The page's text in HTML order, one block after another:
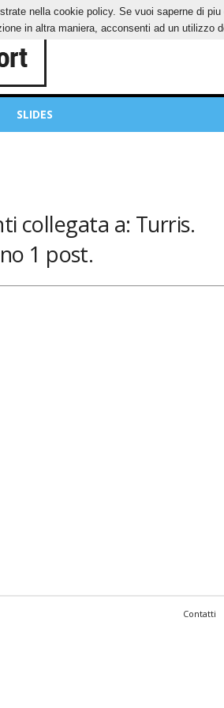
SLIDES
collegata a: Turris.
1 post.
Contatti
nella cookie policy. Se vuoi saperne di
in altra maniera, acconsenti ad un utilizzo